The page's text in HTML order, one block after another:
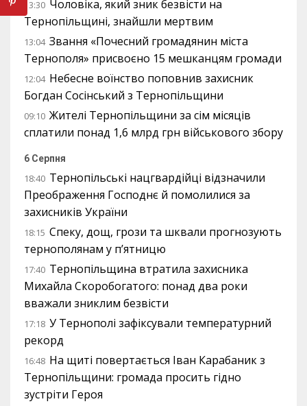
13:30 Чоловіка, який зник безвісти на
Тернопільщині, знайшли мертвим
13:04 Звання «Почесний громадянин міста
Тернополя» присвоєно 15 мешканцям громади
12:04 Небесне воїнство поповнив захисник
Богдан Сосінський з Тернопільщини
09:10 Жителі Тернопільщини за сім місяців
сплатили понад 1,6 млрд грн військового збору
6 Серпня
18:40 Тернопільські нацгвардійці відзначили
Преображення Господнє й помолилися за
захисників України
18:15 Спеку, дощ, грози та шквали прогнозують
тернополянам у п’ятницю
17:40 Тернопільщина втратила захисника
Михайла Скоробогатого: понад два роки
вважали зниклим безвісти
17:18 У Тернополі зафіксували температурний
рекорд
16:48 На щиті повертається Іван Карабаник з
Тернопільщини: громада просить гідно
зустріти Героя